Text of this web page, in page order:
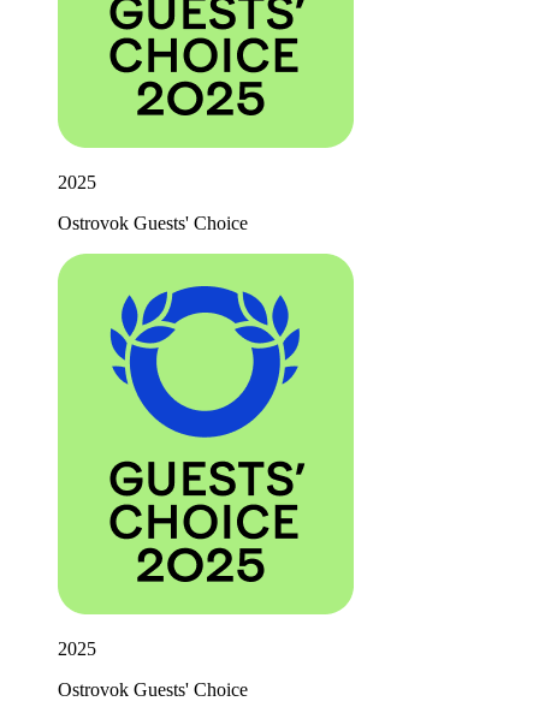
2025
Ostrovok Guests' Choice
2025
Ostrovok Guests' Choice